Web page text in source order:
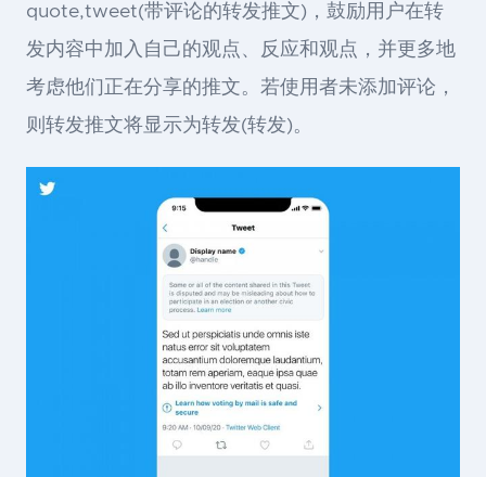
quote,tweet(带评论的转发推文)，鼓励用户在转
发内容中加入自己的观点、反应和观点，并更多地
考虑他们正在分享的推文。若使用者未添加评论，
则转发推文将显示为转发(转发)。